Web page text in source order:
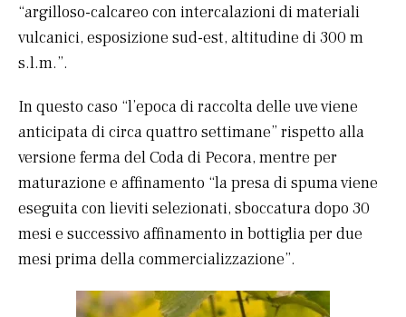
“argilloso-calcareo con intercalazioni di materiali
vulcanici, esposizione sud-est, altitudine di 300 m
s.l.m.”.
In questo caso “l’epoca di raccolta delle uve viene
anticipata di circa quattro settimane” rispetto alla
versione ferma del Coda di Pecora, mentre per
maturazione e affinamento “la presa di spuma viene
eseguita con lieviti selezionati, sboccatura dopo 30
mesi e successivo affinamento in bottiglia per due
mesi prima della commercializzazione”.